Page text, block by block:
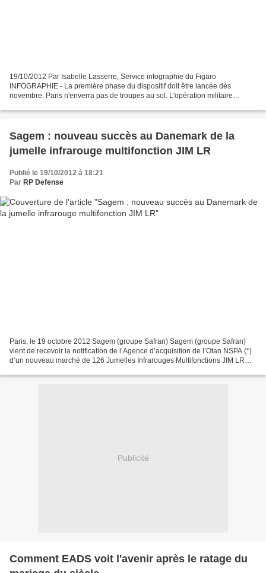
19/10/2012 Par Isabelle Lasserre, Service infographie du Figaro
INFOGRAPHIE - La première phase du dispositif doit être lancée dès
novembre. Paris n'enverra pas de troupes au sol. L'opération militaire
Sagem : nouveau succès au Danemark de la
jumelle infrarouge multifonction JIM LR
Publié le 19/10/2012 à 18:21
Par RP Defense
Paris, le 19 octobre 2012 Sagem (groupe Safran) Sagem (groupe Safran)
vient de recevoir la notification de l’Agence d’acquisition de l’Otan NSPA (*)
d’un nouveau marché de 126 Jumelles Infrarouges Multifonctions JIM LR
Publicité
Comment EADS voit l'avenir après le ratage du